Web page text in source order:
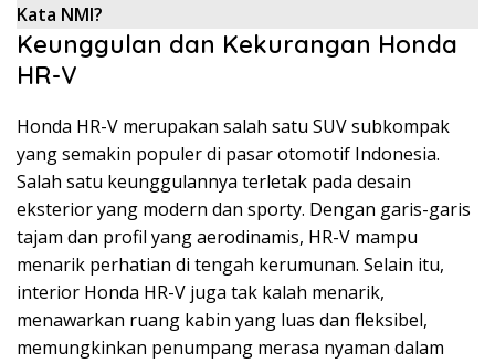
Kata NMI?
Keunggulan dan Kekurangan Honda
HR-V
Honda HR-V merupakan salah satu SUV subkompak
yang semakin populer di pasar otomotif Indonesia.
Salah satu keunggulannya terletak pada desain
eksterior yang modern dan sporty. Dengan garis-garis
tajam dan profil yang aerodinamis, HR-V mampu
menarik perhatian di tengah kerumunan. Selain itu,
interior Honda HR-V juga tak kalah menarik,
menawarkan ruang kabin yang luas dan fleksibel,
memungkinkan penumpang merasa nyaman dalam